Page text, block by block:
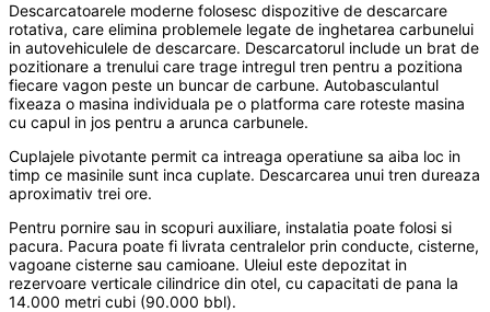
Descarcatoarele moderne folosesc dispozitive de descarcare
rotativa, care elimina problemele legate de inghetarea carbunelui
in autovehiculele de descarcare. Descarcatorul include un brat de
pozitionare a trenului care trage intregul tren pentru a pozitiona
fiecare vagon peste un buncar de carbune. Autobasculantul
fixeaza o masina individuala pe o platforma care roteste masina
cu capul in jos pentru a arunca carbunele.
Cuplajele pivotante permit ca intreaga operatiune sa aiba loc in
timp ce masinile sunt inca cuplate. Descarcarea unui tren dureaza
aproximativ trei ore.
Pentru pornire sau in scopuri auxiliare, instalatia poate folosi si
pacura. Pacura poate fi livrata centralelor prin conducte, cisterne,
vagoane cisterne sau camioane. Uleiul este depozitat in
rezervoare verticale cilindrice din otel, cu capacitati de pana la
14.000 metri cubi (90.000 bbl).